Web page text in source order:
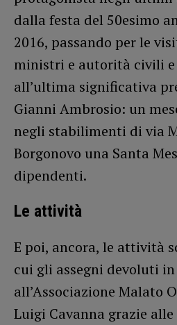
dalla festa del 50esimo
2016, passando per le
ministri e autorità civili
all’ultima significativa
Gianni Ambrosio: un
negli stabilimenti di via
Borgonovo una Santa
dipendenti.
Le attività
E poi, ancora, le attività
cui gli assegni devoluti
all’Associazione Malato
Luigi Cavanna grazie